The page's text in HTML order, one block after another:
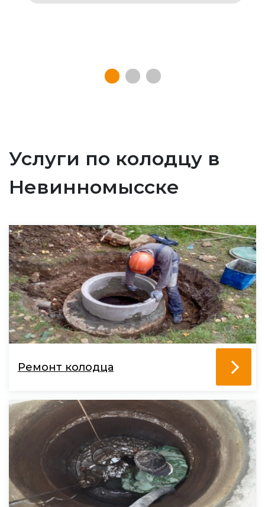
Услуги по колодцу в
Невинномысске
Ремонт колодца